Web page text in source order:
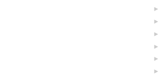
►
►
►
►
►
►